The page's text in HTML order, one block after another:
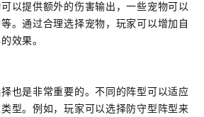
以提供额外的伤害输出，一些宠物可以
。通过合理选择宠物，玩家可以增加自
效果。
也是非常重要的。不同的阵型可以适应
型。例如，玩家可以选择防守型阵型来